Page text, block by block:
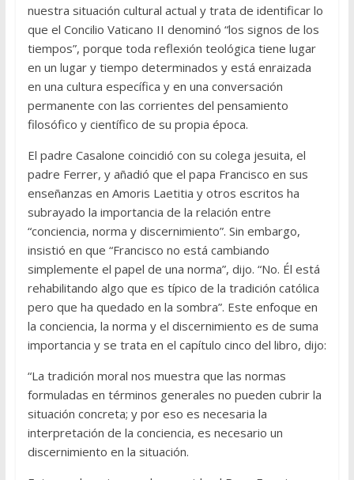
nuestra situación cultural actual y trata de identificar lo
que el Concilio Vaticano II denominó “los signos de los
tiempos”, porque toda reflexión teológica tiene lugar
en un lugar y tiempo determinados y está enraizada
en una cultura específica y en una conversación
permanente con las corrientes del pensamiento
filosófico y científico de su propia época.
El padre Casalone coincidió con su colega jesuita, el
padre Ferrer, y añadió que el papa Francisco en sus
enseñanzas en Amoris Laetitia y otros escritos ha
subrayado la importancia de la relación entre
“conciencia, norma y discernimiento”. Sin embargo,
insistió en que “Francisco no está cambiando
simplemente el papel de una norma”, dijo. “No. Él está
rehabilitando algo que es típico de la tradición católica
pero que ha quedado en la sombra”. Este enfoque en
la conciencia, la norma y el discernimiento es de suma
importancia y se trata en el capítulo cinco del libro, dijo:
“La tradición moral nos muestra que las normas
formuladas en términos generales no pueden cubrir la
situación concreta; y por eso es necesaria la
interpretación de la conciencia, es necesario un
discernimiento en la situación.